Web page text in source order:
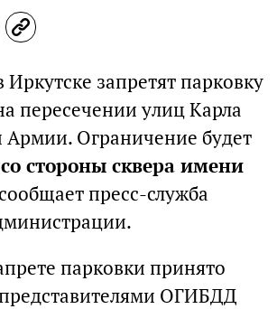
Иркутске запретят парковку
пересечении улиц Карла
Армии. Ограничение будет
со стороны сквера имени
пресс-служба
парковки принято
ОГИБДД